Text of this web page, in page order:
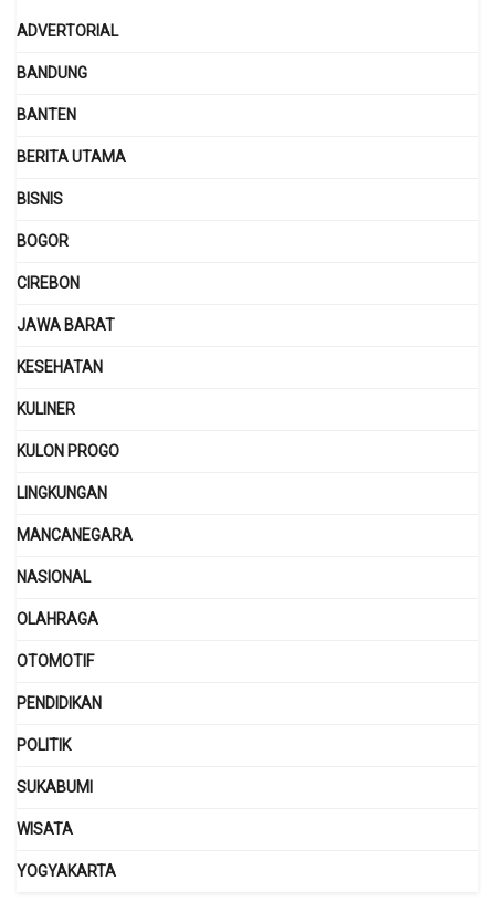
ADVERTORIAL
BANDUNG
BANTEN
BERITA UTAMA
BISNIS
BOGOR
CIREBON
JAWA BARAT
KESEHATAN
KULINER
KULON PROGO
LINGKUNGAN
MANCANEGARA
NASIONAL
OLAHRAGA
OTOMOTIF
PENDIDIKAN
POLITIK
SUKABUMI
WISATA
YOGYAKARTA